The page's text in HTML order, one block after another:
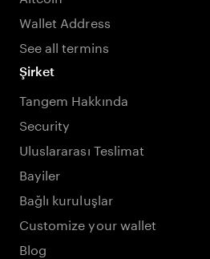
Wallet Address
See all termins
Şirket
Tangem Hakkında
Security
Uluslararası Teslimat
Bayiler
Bağlı kuruluşlar
Customize your wallet
Blog